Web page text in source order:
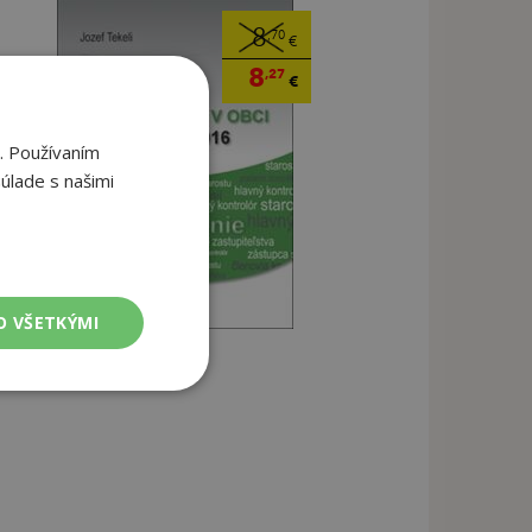
8,70 €
8,27 €
s našimi
VŠETKÝMI